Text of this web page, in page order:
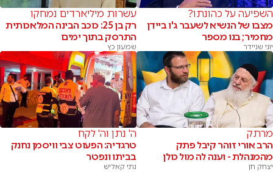
השפיעה על כהונתו?
מצבו של הנשיא לשעבר ג'ו ביידן
מחמיר; בנו מספר
יוני שניידר
עשרות מיליארדים נמחקו
רק בן 25: כוכב הבינה המלאכותית
התרסק בתוך ימים
שמעון כץ
מרתק
הרב אורי זוהר קיבל פתק
מהמנהלת - וענה לה מול כולן
יצחק חן
ה' נתן וה' לקח
טרגדיה: הפעוט צבי וויסמן נחנק
בביתו ונפטר
נתי קאליש